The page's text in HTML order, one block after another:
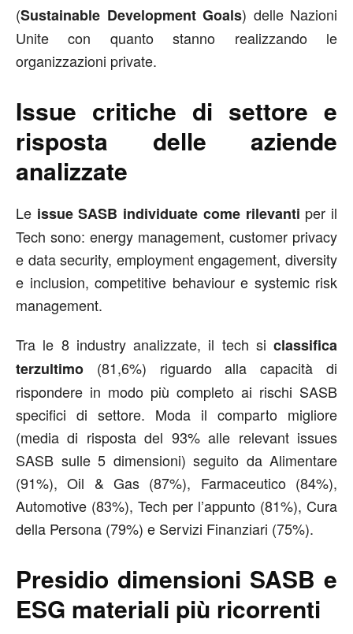
(Sustainable Development Goals) delle Nazioni
Unite con quanto stanno realizzando le
organizzazioni private.
Issue critiche di settore e
risposta delle aziende
analizzate
Le issue SASB individuate come rilevanti per il
Tech sono: energy management, customer privacy
e data security, employment engagement, diversity
e inclusion, competitive behaviour e systemic risk
management.
Tra le 8 industry analizzate, il tech si classifica
terzultimo (81,6%) riguardo alla capacità di
rispondere in modo più completo ai rischi SASB
specifici di settore. Moda il comparto migliore
(media di risposta del 93% alle relevant issues
SASB sulle 5 dimensioni) seguito da Alimentare
(91%), Oil & Gas (87%), Farmaceutico (84%),
Automotive (83%), Tech per l’appunto (81%), Cura
della Persona (79%) e Servizi Finanziari (75%).
Presidio dimensioni SASB e
ESG materiali più ricorrenti